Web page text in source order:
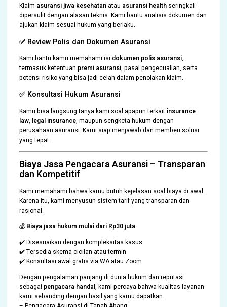
Klaim asuransi jiwa kesehatan atau asuransi health seringkali
dipersulit dengan alasan teknis. Kami bantu analisis dokumen dan
ajukan klaim sesuai hukum yang berlaku.
✅ Review Polis dan Dokumen Asuransi
Kami bantu kamu memahami isi dokumen polis asuransi,
termasuk ketentuan premi asuransi, pasal pengecualian, serta
potensi risiko yang bisa jadi celah dalam penolakan klaim.
✅ Konsultasi Hukum Asuransi
Kamu bisa langsung tanya kami soal apapun terkait insurance
law, legal insurance, maupun sengketa hukum dengan
perusahaan asuransi. Kami siap menjawab dan memberi solusi
yang tepat.
Biaya Jasa Pengacara Asuransi – Transparan
dan Kompetitif
Kami memahami bahwa kamu butuh kejelasan soal biaya di awal.
Karena itu, kami menyusun sistem tarif yang transparan dan
rasional.
💰 Biaya jasa hukum mulai dari Rp30 juta
✔️ Disesuaikan dengan kompleksitas kasus
✔️ Tersedia skema cicilan atau termin
✔️ Konsultasi awal gratis via WA atau Zoom
Dengan pengalaman panjang di dunia hukum dan reputasi
sebagai pengacara handal, kami percaya bahwa kualitas layanan
kami sebanding dengan hasil yang kamu dapatkan.